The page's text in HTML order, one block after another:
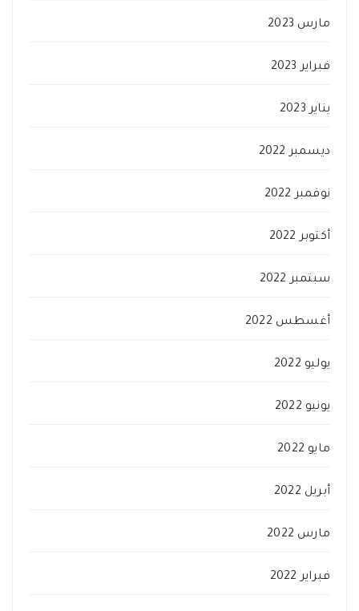
مارس 2023
فبراير 2023
يناير 2023
ديسمبر 2022
نوفمبر 2022
أكتوبر 2022
سبتمبر 2022
أغسطس 2022
يوليو 2022
يونيو 2022
مايو 2022
أبريل 2022
مارس 2022
فبراير 2022